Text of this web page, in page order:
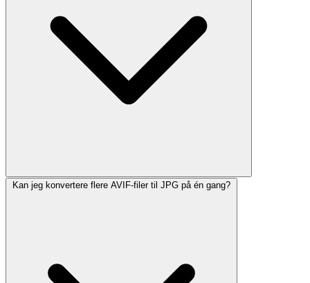
Kan jeg konvertere flere AVIF-filer til JPG på én gang?